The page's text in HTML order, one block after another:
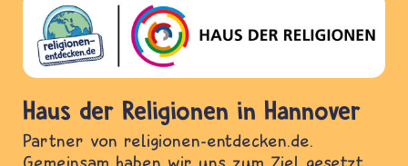
Haus der Religionen in Hannover
Partner von religionen-entdecken.de.